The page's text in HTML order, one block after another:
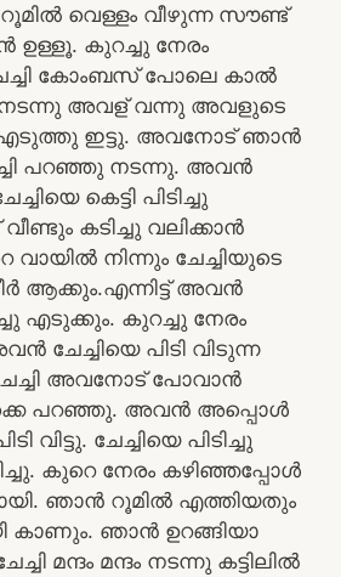
വെള്ളം വീഴുന്ന സൗണ്ട്
ഉള്ളൂ. കുറച്ചു നേരം
കോംബസ് പോലെ കാൽ
നടന്നു അവള് വന്നു അവളുടെ
ഇട്ടു. അവനോട് ഞാൻ
പറഞ്ഞു നടന്നു. അവൻ
കെട്ടി പിടിച്ചു
കടിച്ചു വലിക്കാൻ
നിന്നും ചേച്ചിയുടെ
ആക്കും.എന്നിട്ട് അവൻ
എടുക്കും. കുറച്ചു നേരം
ചേച്ചിയെ പിടി വിടുന്ന
അവനോട് പോവാൻ
പറഞ്ഞു. അവൻ അപ്പൊൾ
വിട്ടു. ചേച്ചിയെ പിടിച്ചു
കുറെ നേരം കഴിഞ്ഞപ്പോൾ
ഞാൻ റൂമിൽ എത്തിയതും
കാണും. ഞാൻ ഉറങ്ങിയാ
മന്ദം മന്ദം നടന്നു കട്ടിലിൽ